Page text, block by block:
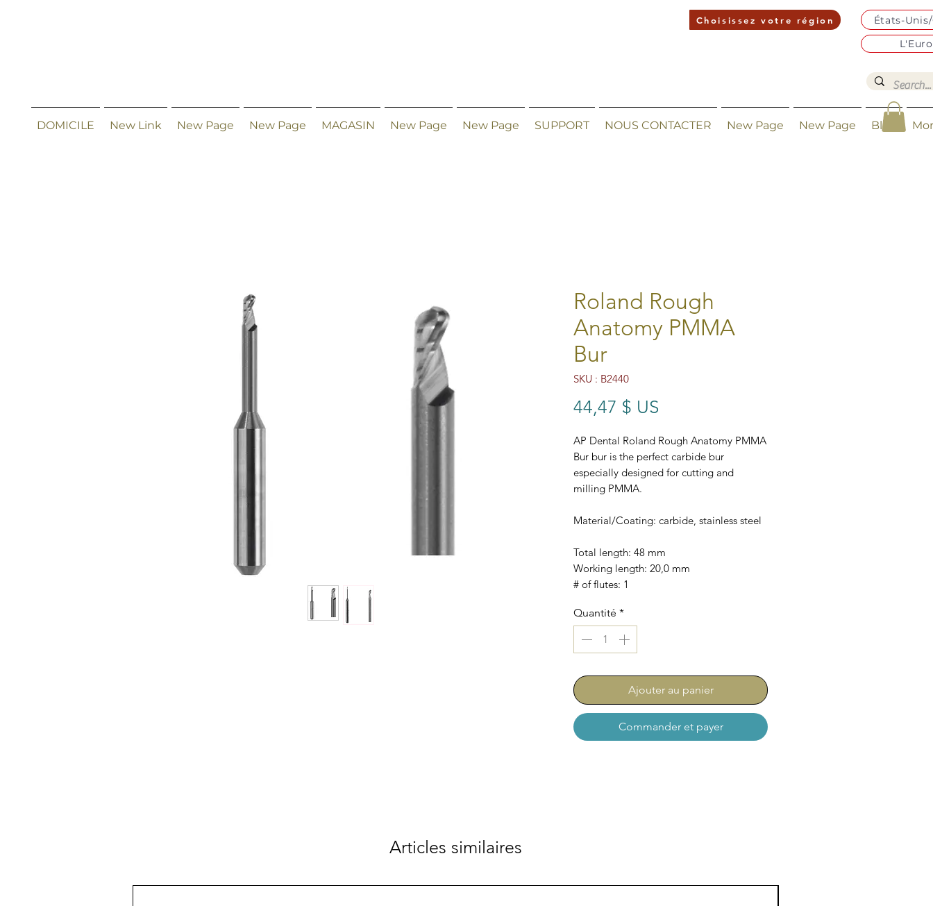
Choisissez votre région
États-
DOMICILE New Link New Page New Page MAGASIN New Page New Page SUPPORT NOUS CONTACTER New Page New Page Blog
Roland Rough
Anatomy PMMA
Bur
SKU : B2440
44,47 $ US
AP Dental Roland Rough Anatomy PMMA
Bur bur is the perfect carbide bur
especially designed for cutting and
milling PMMA.
Material/Coating: carbide, stainless steel
Total length: 48 mm
Working length: 20,0 mm
# of flutes: 1
Diameter working part: 2,0 mm
Quantité *
Ajouter au panier
Commander et payer
Articles similaires